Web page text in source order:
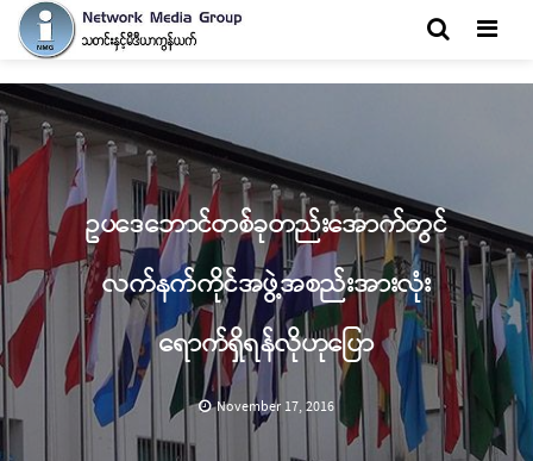
ဥပဒေဘောင်တစ်ခုတည်းအောက်တွင်
လက်နက်ကိုင်အဖွဲ့အစည်းအားလုံး
ရောက်ရှိရန်လိုဟုပြော
November 17, 2016